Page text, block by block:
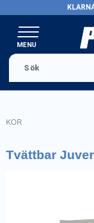
Meny
KOR
Tvättbar